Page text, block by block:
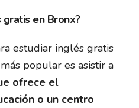
en Bronx?
estudiar inglés gratis
popular es asistir a
ofrece el
o un centro